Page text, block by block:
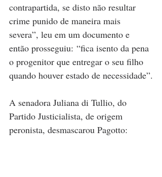
contrapartida, se disto não resultar
crime punido de maneira mais
severa”, leu em um documento e
então prosseguiu: “fica isento da pena
o progenitor que entregar o seu filho
quando houver estado de necessidade”.
A senadora Juliana di Tullio, do
Partido Justicialista, de origem
peronista, desmascarou Pagotto: